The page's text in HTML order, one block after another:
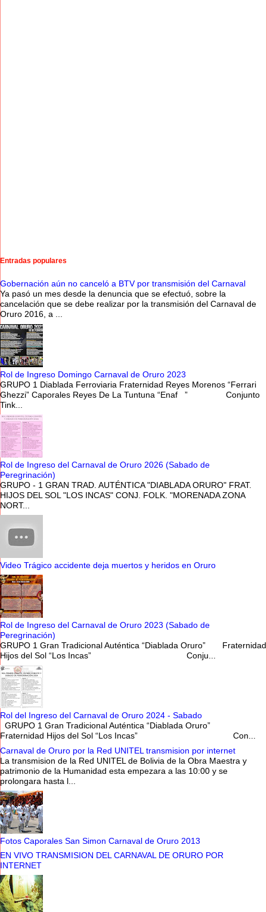
Entradas populares
Gobernación aún no canceló a BTV por transmisión del Carnaval
Ya pasó un mes desde la denuncia que se efectuó, sobre la
cancelación que se debe realizar por la transmisión del Carnaval de
Oruro 2016, a ...
Rol de Ingreso Domingo Carnaval de Oruro 2023
GRUPO 1 Diablada Ferroviaria Fraternidad Reyes Morenos “Ferrari
Ghezzi” Caporales Reyes De La Tuntuna “Enaf ” Conjunto
Tink...
Rol de Ingreso del Carnaval de Oruro 2026 (Sabado de
Peregrinación)
GRUPO - 1 GRAN TRAD. AUTÉNTICA "DIABLADA ORURO" FRAT.
HIJOS DEL SOL "LOS INCAS" CONJ. FOLK. "MORENADA ZONA
NORT...
Video Trágico accidente deja muertos y heridos en Oruro
Rol de Ingreso del Carnaval de Oruro 2023 (Sabado de
Peregrinación)
GRUPO 1 Gran Tradicional Auténtica “Diablada Oruro” Fraternidad
Hijos del Sol “Los Incas” Conju...
Rol del Ingreso del Carnaval de Oruro 2024 - Sabado
GRUPO 1 Gran Tradicional Auténtica “Diablada Oruro”
Fraternidad Hijos del Sol “Los Incas” Con...
Carnaval de Oruro por la Red UNITEL transmision por internet
La transmision de la Red UNITEL de Bolivia de la Obra Maestra y
patrimonio de la Humanidad esta empezara a las 10:00 y se
prolongara hasta l...
Fotos Caporales San Simon Carnaval de Oruro 2013
EN VIVO TRANSMISION DEL CARNAVAL DE ORURO POR
INTERNET